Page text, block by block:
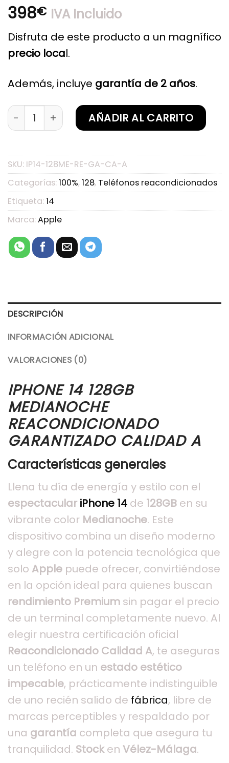
398€ IVA Incluido
Disfruta de este producto a un magnífico
precio local.
Además, incluye garantía de 2 años.
iPhone 14 128GB Medianoche
AÑADIR AL CARRITO
SKU: IP14-128ME-RE-GA-CA-A
Categorías: 100%, 128, Teléfonos reacondicionados
Etiqueta: 14
Marca: Apple
DESCRIPCIÓN
INFORMACIÓN ADICIONAL
VALORACIONES (0)
IPHONE 14 128GB
MEDIANOCHE
REACONDICIONADO
GARANTIZADO CALIDAD A
Características generales
Llena tu día de energía y estilo con el
espectacular iPhone 14 de 128GB en su
vibrante color Medianoche. Este
dispositivo combina un diseño moderno
y alegre con la potencia tecnológica que
solo Apple puede ofrecer, convirtiéndose
en la opción ideal para quienes buscan
rendimiento Premium sin pagar el precio
de un terminal completamente nuevo. Al
elegir nuestra certificación oficial
Reacondicionado Calidad A, te aseguras
un teléfono en un estado estético
impecable, prácticamente indistinguible
de uno recién salido de fábrica, libre de
marcas perceptibles y respaldado por
una garantía completa que asegura tu
tranquilidad. Stocken Vélez-Málaga.